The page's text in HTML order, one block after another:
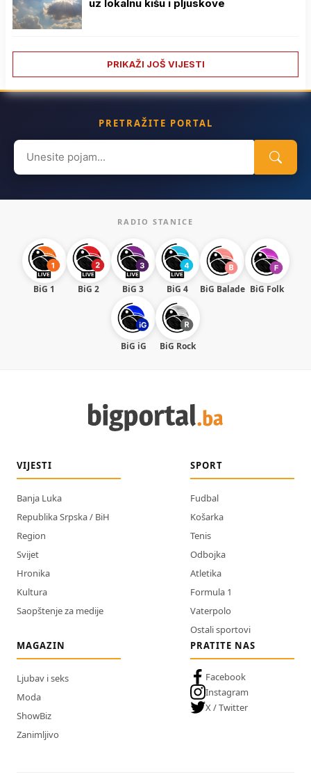
uz lokalnu kišu i pljuskove
PRIKAŽI JOŠ VIJESTI
PRETRAŽITE PORTAL
Search
for:
RADIO STANICE
BiG 1 BiG 2 BiG 3 BiG 4 BiG Balade BiG Folk
BiG iG BiG Rock
VIJESTI
Banja Luka
Republika Srpska / BiH
Region
Svijet
Hronika
Kultura
Saopštenje za medije
SPORT
Fudbal
Košarka
Tenis
Odbojka
Atletika
Formula 1
Vaterpolo
Ostali sportovi
MAGAZIN
Ljubav i seks
Moda
ShowBiz
Zanimljivo
PRATITE NAS
Facebook
Instagram
X / Twitter